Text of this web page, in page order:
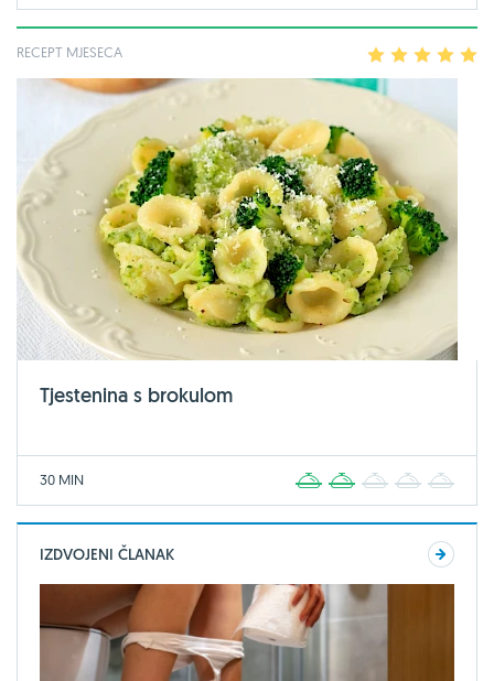
RECEPT MJESECA 2 3 4
Tjestenina s brokulom
30 MIN 2 3 4
IZDVOJENI ČLANAK